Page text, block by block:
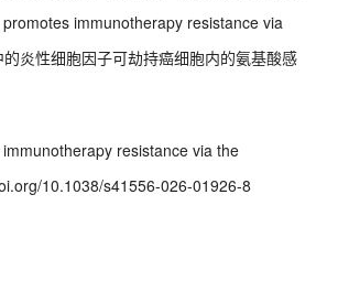
immunotherapy resistance via
炎性细胞因子可劫持癌细胞内的氨基酸感
resistance via the
10.1038/s41556-026-01926-8